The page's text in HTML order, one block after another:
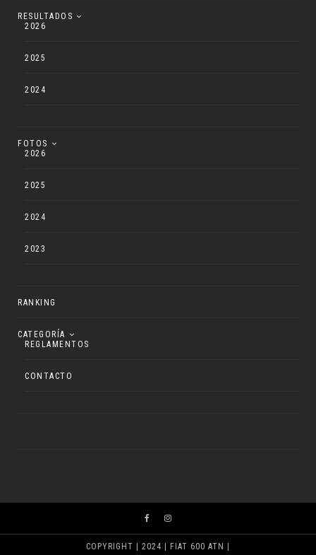
RESULTADOS
2026
2025
2024
FOTOS
2026
2025
2024
2023
RANKING
CATEGORÍA
REGLAMENTOS
CONTACTO
COPYRIGHT | 2024 | FIAT 600 ATN |